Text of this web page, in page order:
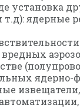
установка
ядерные
вредных